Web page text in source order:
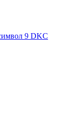
9 DKC